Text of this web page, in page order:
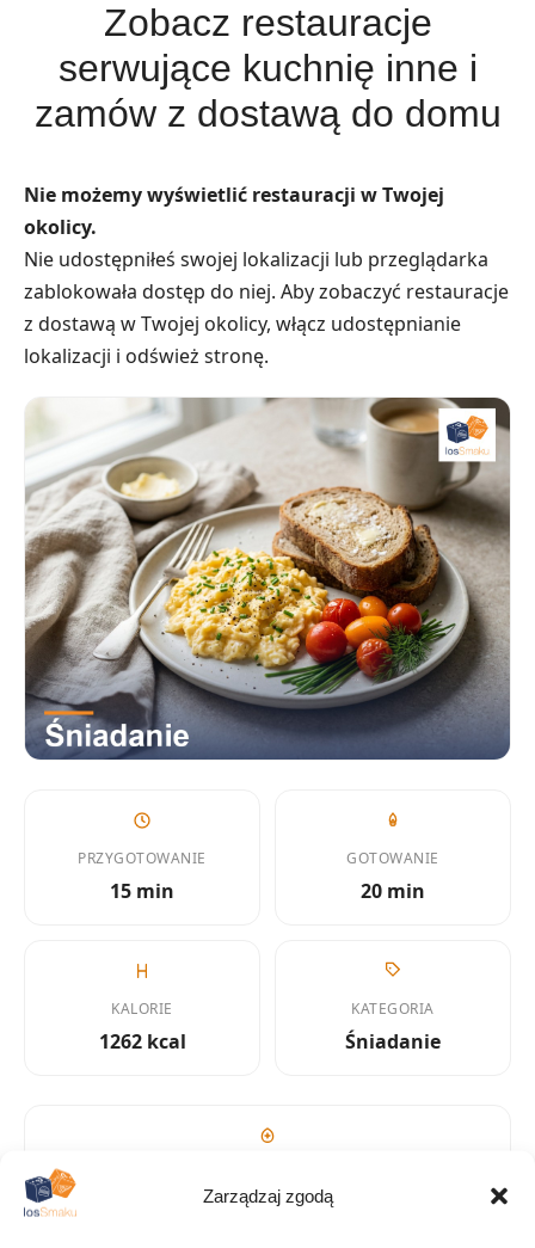
Zarządzaj zgodą
Zobacz restauracje
serwujące kuchnię inne i
zamów z dostawą do domu
Nie możemy wyświetlić restauracji w Twojej
okolicy.
Nie udostępniłeś swojej lokalizacji lub przeglądarka
zablokowała dostęp do niej. Aby zobaczyć restauracje
z dostawą w Twojej okolicy, włącz udostępnianie
lokalizacji i odśwież stronę.
PRZYGOTOWANIE
15 min
GOTOWANIE
20 min
KALORIE
1262 kcal
KATEGORIA
Śniadanie
Inne